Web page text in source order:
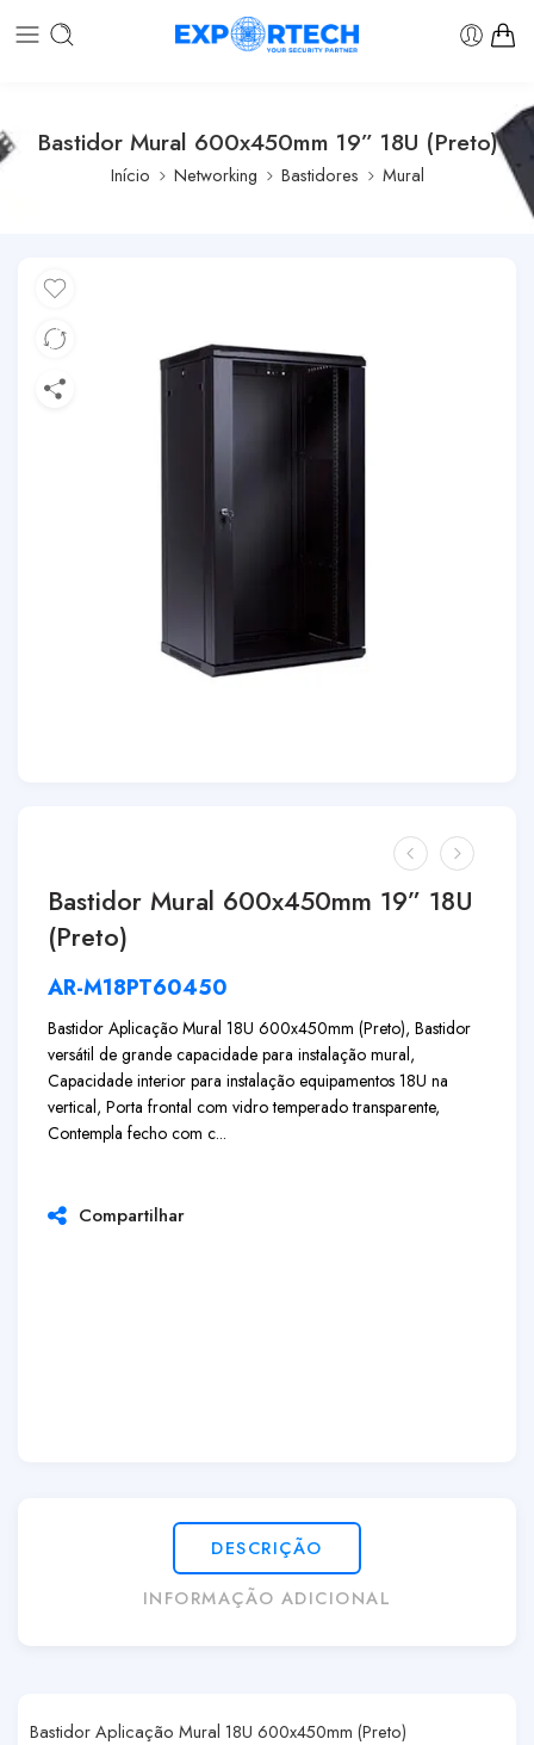
Bastidor Mural 600x450mm 19” 18U (Preto)
Início Networking Bastidores Mural
Bastidor Mural 600x450mm 19” 18U
(Preto)
AR-M18PT60450
Bastidor Aplicação Mural 18U 600x450mm (Preto), Bastidor
versátil de grande capacidade para instalação mural,
Capacidade interior para instalação equipamentos 18U na
vertical, Porta frontal com vidro temperado transparente,
Contempla fecho com c...
Compartilhar
DESCRIÇÃO
INFORMAÇÃO ADICIONAL
Bastidor Aplicação Mural 18U 600x450mm (Preto)